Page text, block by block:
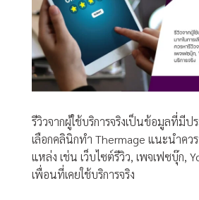
รีวิวจากผู้ใช้บริการจริงเป็นข้อมูลที่มีป
เลือกคลินิกทำ Thermage แนะนำคว
แหล่ง เช่น เว็บไซต์รีวิว, เพจเฟซบุ๊ก,
เพื่อนที่เคยใช้บริการจริง